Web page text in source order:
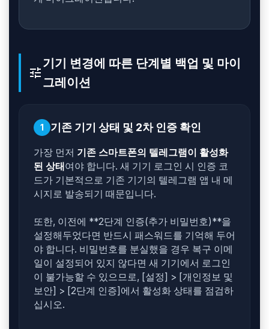
tune
기기 변경에 따른 단계별 백업 및 마이
그레이션
1 기존 기기 상태 및 2차 인증 확인
가장 먼저 기존 스마트폰의 텔레그램이 활성화
된 상태여야 합니다. 새 기기 로그인 시 인증 코
드가 기본적으로 기존 기기의 텔레그램 앱 내 메
시지로 발송되기 때문입니다.
또한, 이전에 **2단계 인증(추가 비밀번호)**을
설정해두었다면 반드시 패스워드를 기억해 두어
야 합니다. 비밀번호를 분실했을 경우 복구 이메
일이 설정되어 있지 않다면 새 기기에서 로그인
이 불가능할 수 있으므로, [설정] > [개인정보 및
보안] > [2단계 인증]에서 활성화 상태를 점검하
십시오.